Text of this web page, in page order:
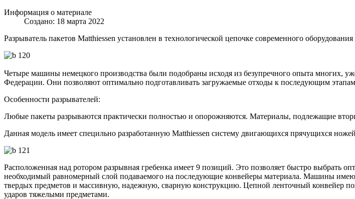
Информация о материале
Создано: 18 марта 2022
Разрыватель пакетов Matthiessen установлен в технологической цепочке современного
Четыре машины немецкого производства были подобраны исходя из безупречного опыта многих,
Федерации. Они позволяют оптимально подготавливать загружаемые отходы к последующим
Особенности разрывателей:
Любые пакеты разрываются практически полностью и опорожняются. Материалы, подлежащие
Данная модель имеет специльно разработанную Matthiessen систему двигающихся прячущихся
Расположенная над ротором разрывная гребенка имеет 9 позиций. Это позволяет быстро выбрать
необходимый равномерный слой подаваемого на последующие конвейеры материала. Машины
твердых предметов и массивную, надежную, сварную конструкцию. Цепной ленточный конвейер
ударов тяжелыми предметами.